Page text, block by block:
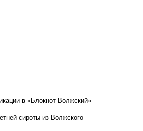
в «Блокнот Волжский»
сироты из Волжского